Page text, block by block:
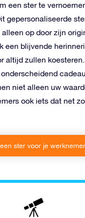
een ​​ster te
gepersonaliseerde
op door zijn
een blijvende
altijd zullen
niet alleen uw
ook iets dat net
ster voor je